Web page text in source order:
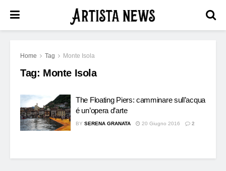
Home Tag Monte Isola
Tag: Monte Isola
The Floating Piers: camminare sull’acqua
é un’opera d’arte
BY SERENA GRANATA 20 Giugno 2016 2